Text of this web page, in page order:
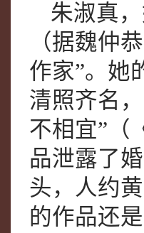
朱淑真
（据魏仲
作家”。她
清照齐名
不相宜”（
品泄露了
头，人约
的作品还